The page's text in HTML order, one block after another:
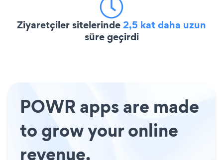
Ziyaretçiler sitelerinde2,5 kat daha uzun
süre geçirdi
POWR apps are made
to grow your online
revenue.